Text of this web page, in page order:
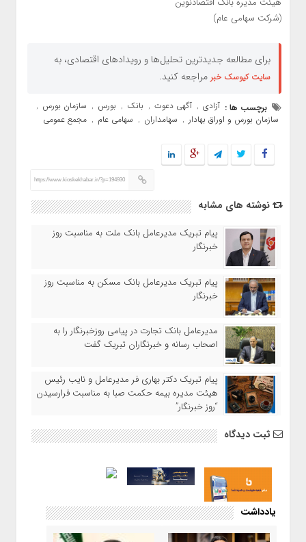
(شرکت سهامی عام)
برای مطالعه جدیدترین تحلیل‌ها و رویدادهای اقتصادی، به
سایت کیوسک خبرمراجعه کنید.
برچسب ها : آزادی , آگهی دعوت , بانک , بورس , سازمان بورس ,
سازمان بورس و اوراق بهادار , سهامداران , سهامی عام , مجمع عمومی
https://www.kioskekhabar.ir/?p=194930
نوشته های مشابه
پیام تبریک مدیرعامل بانک ملت به مناسبت روز
خبرنگار
پیام تبریک مدیرعامل بانک مسکن به مناسبت روز
خبرنگار
مدیرعامل بانک تجارت در پیامی روزخبرنگار را به
اصحاب رسانه و خبرنگاران تبریک گفت
پیام تبریک دکتر بهاری فر مدیرعامل و نایب رئیس
هیئت مدیره بیمه حکمت صبا به مناسبت فرارسیدن
“روز خبرنگار”
ثبت دیدگاه
یادداشت